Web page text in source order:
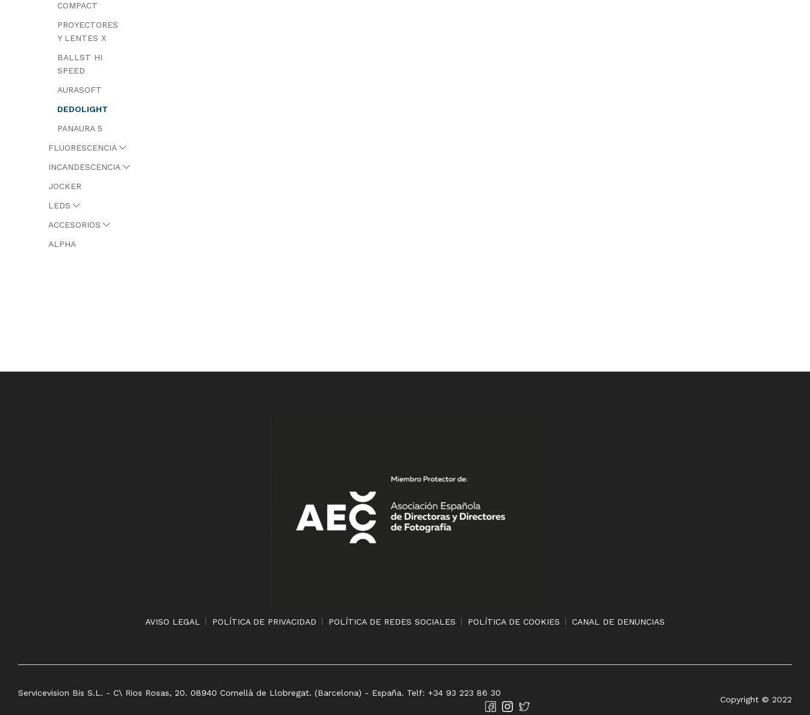
COMPACT
PROYECTORES
Y LENTES X
BALLST HI
SPEED
AURASOFT
DEDOLIGHT
PANAURA 5
FLUORESCENCIA
INCANDESCENCIA
JOCKER
LEDS
ACCESORIOS
ALPHA
AVISO LEGAL POLÍTICA DE PRIVACIDAD POLÍTICA DE REDES SOCIALES POLÍTICA DE COOKIES CANAL DE DENUNCIAS
Servicevision Bis S.L. - C\ Rios Rosas, 20. 08940 Cornellà de Llobregat. (Barcelona) - España. Telf: +34 93 223 86 30
Copyright © 2022